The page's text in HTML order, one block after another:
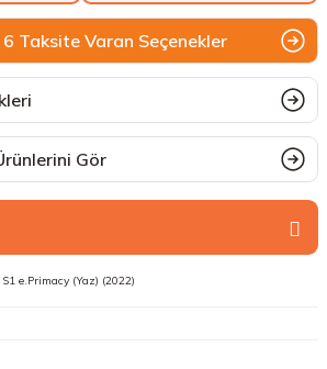
6 Taksite Varan Seçenekler
Gör
e.Primacy (Yaz) (2022)